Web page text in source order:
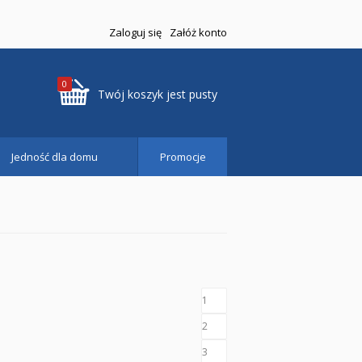
Zaloguj się Załóż konto
0
Twój koszyk jest pusty
Jedność dla domu Promocje
1
2
3